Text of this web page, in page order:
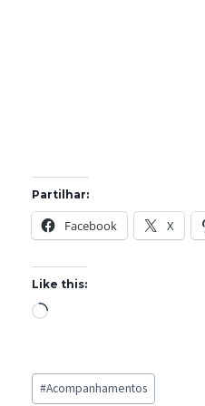
Partilhar:
Facebook X
Like this:
L
d
Post
#Acompanhamentos